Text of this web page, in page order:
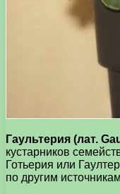
Гаультерия (лат.
кустарников
Готьерия или
по другим